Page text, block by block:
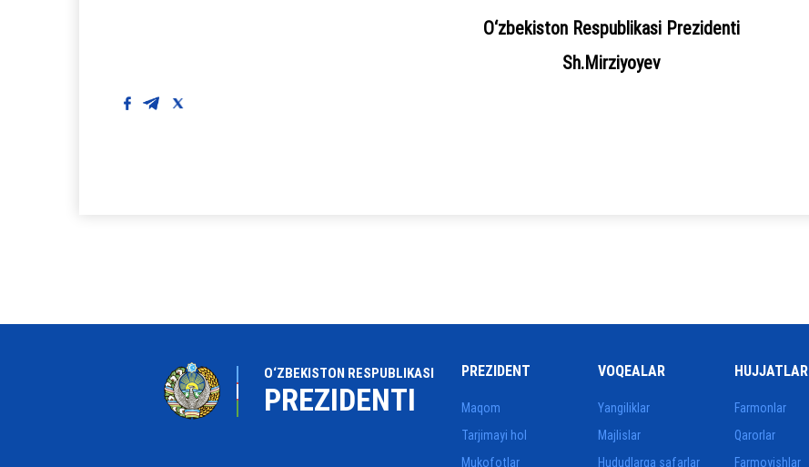
O‘zbekiston Respublikasi Prezidenti
Sh.Mirziyoyev
O‘ZBEKISTON RESPUBLIKASI
PREZIDENTI
PREZIDENT
Maqom
Tarjimayi hol
Mukofotlar
VOQEALAR
Yangiliklar
Majlislar
Hududlarga safarlar
HUJJATLAR
Farmonlar
Qarorlar
Farmoyishlar